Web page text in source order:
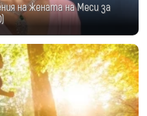
на жената на Меси за